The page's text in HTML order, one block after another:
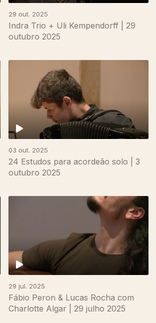
29 out. 2025
Indra Trio + Uli Kempendorff | 29
outubro 2025
03 out. 2025
24 Estudos para acordeão solo | 3
outubro 2025
29 jul. 2025
Fábio Peron & Lucas Rocha com
Charlotte Algar | 29 julho 2025